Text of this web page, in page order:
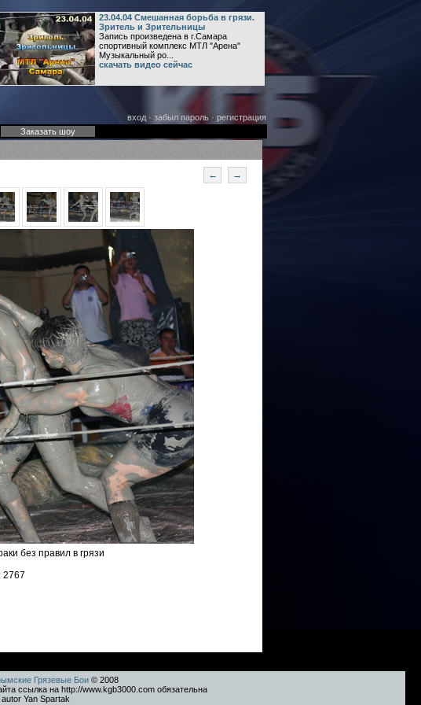
23.04.04 Смешанная борьба в грязи.
Зритель и Зрительницы
Запись произведена в г.Самара
спортивный комплекс МТЛ "Арена"
Музыкальный ро...
скачать видео сейчас
вход· забыл пароль· регистрация
Заказать шоу
← →
без правил в грязи
2767
Грязевые Бои © 2008
ссылка на http://www.kgb3000.com обязательна
autor Yan Spartak